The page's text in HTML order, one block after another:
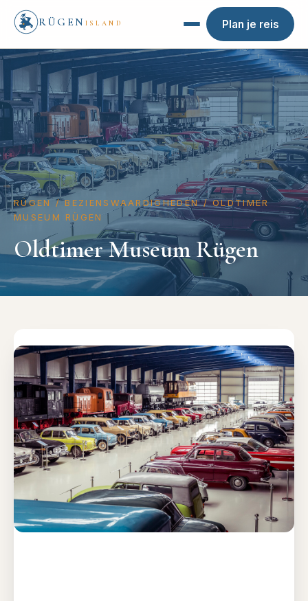
RÜGEN ISLAND Plan je reis
RÜGEN / BEZIENSWAARDIGHEDEN/OLDTIMER
MUSEUM RÜGEN
Oldtimer Museum Rügen